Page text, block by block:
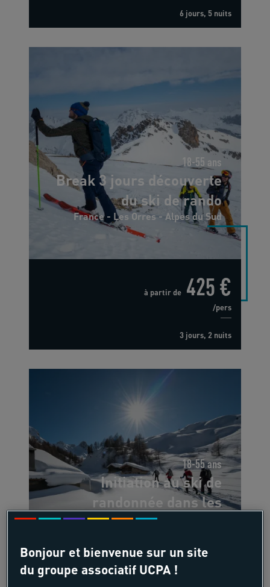
6 jours, 5 nuits
18-55 ans
Break 3 jours découverte
du ski de rando
France - Les Orres - Alpes du Sud
à partir de 425 €
/pers
3 jours, 2 nuits
18-55 ans
Initiation au ski de
randonnée dans les
montagnes du Queyras
Bonjour et bienvenue sur un site
du groupe associatif UCPA !